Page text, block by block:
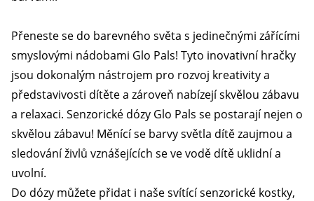
Přeneste se do barevného světa s jedinečnými zářícími
smyslovými nádobami Glo Pals! Tyto inovativní hračky
jsou dokonalým nástrojem pro rozvoj kreativity a
představivosti dítěte a zároveň nabízejí skvělou zábavu
a relaxaci. Senzorické dózy Glo Pals se postarají nejen o
skvělou zábavu! Měnící se barvy světla dítě zaujmou a
sledování živlů vznášejících se ve vodě dítě uklidní a
uvolní.
Do dózy můžete přidat i naše svítící senzorické kostky,